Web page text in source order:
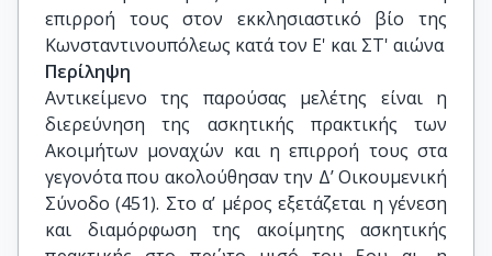
επιρροή τους στον εκκλησιαστικό βίο της
Κωνσταντινουπόλεως κατά τον Ε' και ΣΤ' αιώνα
Περίληψη
Αντικείμενο της παρούσας μελέτης είναι η
διερεύνηση της ασκητικής πρακτικής των
Ακοιμήτων μοναχών και η επιρροή τους στα
γεγονότα που ακολούθησαν την Δ’ Οικουμενική
Σύνοδο (451). Στο α’ μέρος εξετάζεται η γένεση
και διαμόρφωση της ακοίμητης ασκητικής